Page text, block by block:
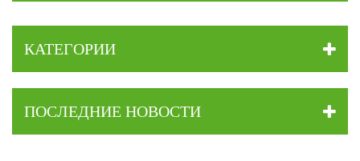
КАТЕГОРИИ
ПОСЛЕДНИЕ НОВОСТИ